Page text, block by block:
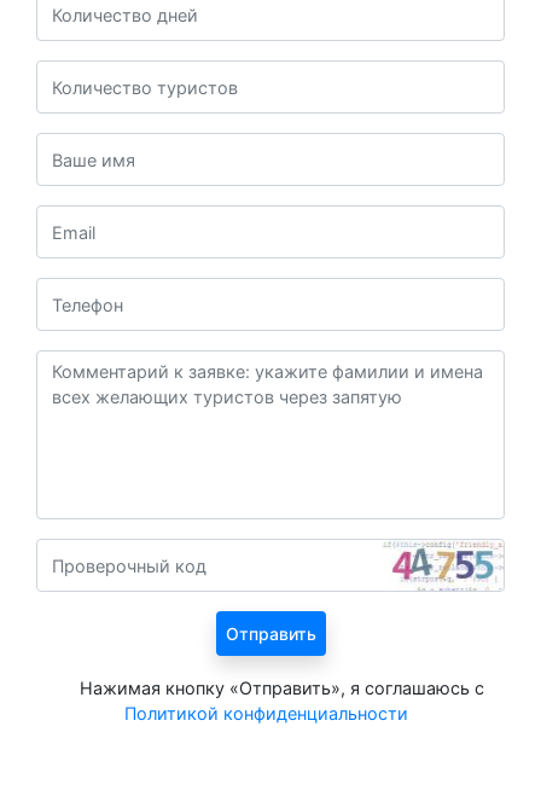
Нажимая кнопку «Отправить», я соглашаюсь с
Политикой конфиденциальности